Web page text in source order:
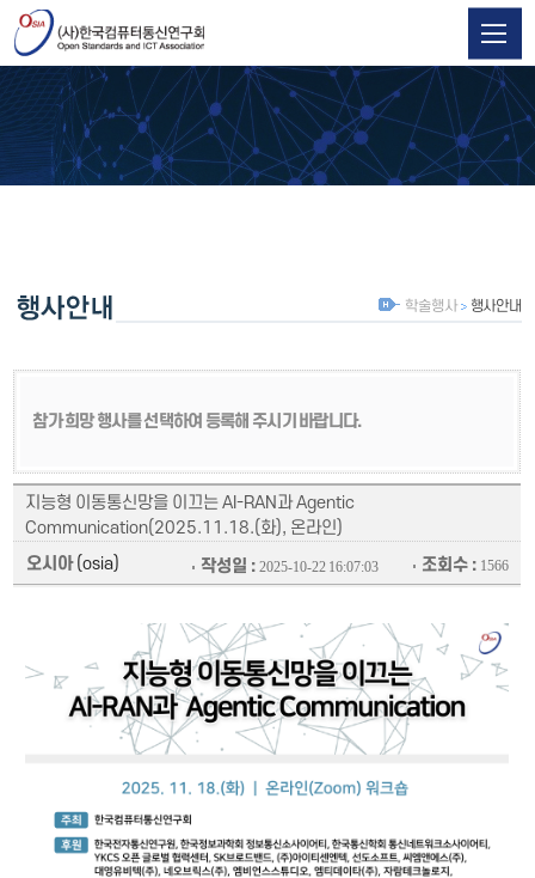
학술행사 행사안내
참가 희망 행사를 선택하여 등록해 주시기 바랍니다.
지능형 이동통신망을 이끄는 AI-RAN과 Agentic
Communication(2025.11.18.(화), 온라인)
오시아(osia) 작성일 :2025-10-22 16:07:03 조회수 : 1566